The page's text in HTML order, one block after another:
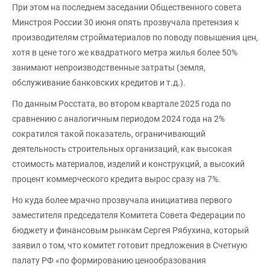
При этом на последнем заседании Общественного совета
Минстроя России 30 июня опять прозвучала претензия к
производителям стройматериалов по поводу повышения цен,
хотя в цене того же квадратного метра жилья более 50%
занимают непроизводственные затраты (земля,
обслуживание банковских кредитов и т.д.).
По данным Росстата, во втором квартале 2025 года по
сравнению с аналогичным периодом 2024 года на 2%
сократился такой показатель, ограничивающий
деятельность строительных организаций, как высокая
стоимость материалов, изделий и конструкций, а высокий
процент коммерческого кредита вырос сразу на 7%.
Но куда более мрачно прозвучала инициатива первого
заместителя председателя Комитета Совета Федерации по
бюджету и финансовым рынкам Сергея Рябухина, который
заявил о том, что комитет готовит предложения в Счетную
палату РФ «по формированию ценообразования